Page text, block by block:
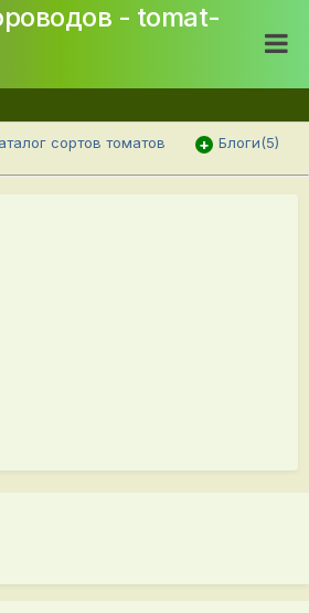
- tomat-
сортов томатов Блоги(5)